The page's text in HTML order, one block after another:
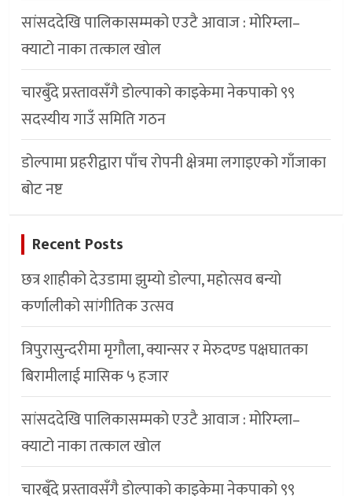
सांसददेखि पालिकासम्मको एउटै आवाज : मोरिम्ला–
क्याटो नाका तत्काल खोल
चारबुँदे प्रस्तावसँगै डाेल्पाकाे काइकेमा नेकपाकाे ९९
सदस्यीय गाउँ समिति गठन
डोल्पामा प्रहरीद्वारा पाँच रोपनी क्षेत्रमा लगाइएको गाँजाका
बोट नष्ट
Recent Posts
छत्र शाहीको देउडामा झुम्यो डोल्पा, महोत्सव बन्यो
कर्णालीको सांगीतिक उत्सव
त्रिपुरासुन्दरीमा मृगौला, क्यान्सर र मेरुदण्ड पक्षघातका
बिरामीलाई मासिक ५ हजार
सांसददेखि पालिकासम्मको एउटै आवाज : मोरिम्ला–
क्याटो नाका तत्काल खोल
चारबुँदे प्रस्तावसँगै डाेल्पाकाे काइकेमा नेकपाकाे ९९